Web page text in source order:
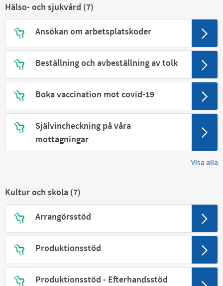
Hälso- och sjukvård (7)
Ansökan om arbetsplatskoder
Beställning och avbeställning av tolk
Boka vaccination mot covid-19
Självincheckning på våra
mottagningar
Visa alla
Kultur och skola (7)
Arrangörsstöd
Produktionsstöd
Produktionsstöd - Efterhandsstöd